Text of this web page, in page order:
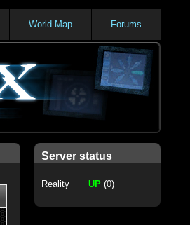
Forums
World Map
Server status
Reality UP(0)